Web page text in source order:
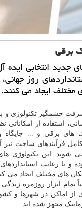
برقی
جدید انتخابی ایده
روز
مختلف ایجاد می كنند.
چشمگیر تکنولوژی و
استفاده از امکاناتی
برقی و ... جایگاه
فرآیندهای ساخت نیز
می شوند. این تکنولوژی
و با رعایت
های مختلف ایجاد می
تمام ابزار روزمره
از اماکن در شهرها و
مجهز شده اند.